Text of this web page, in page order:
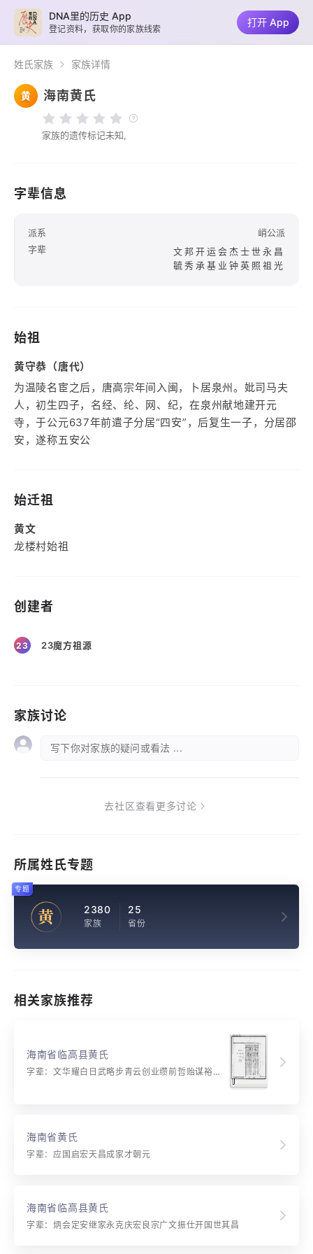
姓氏家族 家族详情
黄 海南黄氏
家族的遗传标记未知,
字辈信息
派系
峭公派
字辈
文邦开运会杰士世永昌
毓秀承基业钟英照祖光
始祖
黄守恭（唐代）
为温陵名宦之后，唐高宗年间入闽，卜居泉州。妣司马夫
人，初生四子，名经、纶、网、纪，在泉州献地建开元
寺，于公元637年前遣子分居“四安”，后复生一子，分居邵
安，遂称五安公
始迁祖
黄文
龙楼村始祖
创建者
23 23魔方祖源
家族讨论
写下你对家族的疑问或看法 ...
去社区查看更多讨论
所属姓氏专题
黄 2380
家族
25
省份
专题
相关家族推荐
海南省临高县黄氏
字辈：文华耀白日武略步青云创业缵前哲贻谋裕后昆忠诚为俊秀勤奋能超群本固树永茂源长流久存
海南省黄氏
字辈：应国启宏天昌成家才朝元
海南省临高县黄氏
字辈：炳会定安继家永克庆宏良宗广文振仕开国世其昌
DNA里的历史 App
登记资料，获取你的家族线索
打开 App